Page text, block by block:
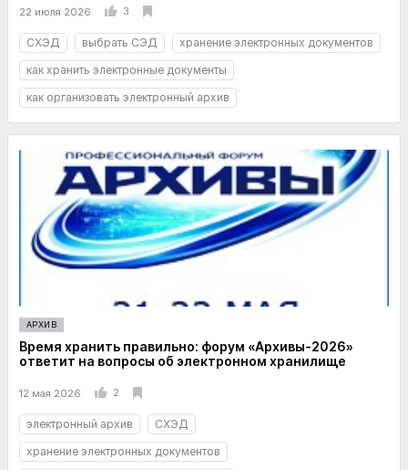
22 июля 2026 3
СХЭД выбрать СЭД
хранение электронных документов
как хранить электронные документы
как организовать электронный архив
АРХИВ
Время хранить правильно: форум «Архивы-2026»
ответит на вопросы об электронном хранилище
12 мая 2026 2
электронный архив
СХЭД
хранение электронных документов